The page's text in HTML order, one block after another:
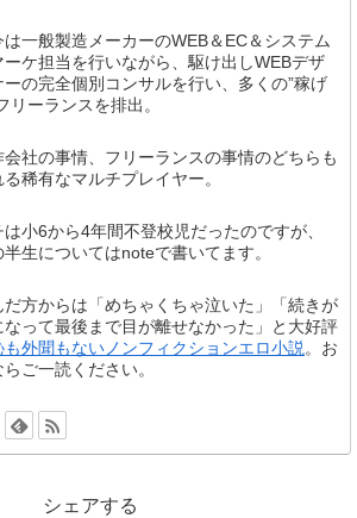
は一般製造メーカーのWEB＆EC＆システム
ーケ担当を行いながら、駆け出しWEBデザ
ーの完全個別コンサルを行い、多くの”稼げ
リーランスを排出。
会社の事情、フリーランスの事情のどちらも
る稀有なマルチプレイヤー。
は小6から4年間不登校児だったのですが、
半生についてはnoteで書いてます。
だ方からは「めちゃくちゃ泣いた」「続きが
なって最後まで目が離せなかった」と大好評
も外聞もないノンフィクションエロ小説 。お
ご一読ください。
シェアする